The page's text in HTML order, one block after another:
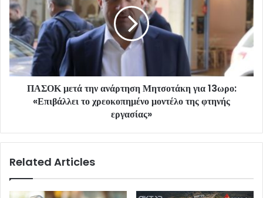
ΠΑΣΟΚ μετά την ανάρτηση Μητσοτάκη για 13ωρο:
«Επιβάλλει το χρεοκοπημένο μοντέλο της φτηνής
εργασίας»
Related Articles